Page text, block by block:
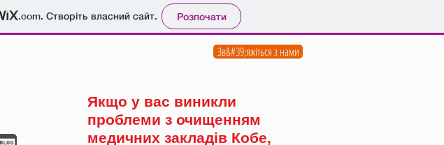
.com. Створіть власний сайт. Розпочати
Зв&#39;яжіться з нами
Якщо у вас виникли
проблеми з очищенням
медичних закладів Кобе,